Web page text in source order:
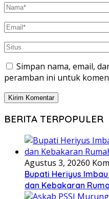
November 28, 2021
Askab PSSI Murung
Sepakbola
November 27, 20210
Keren!! Pecatur Mura
Championship di